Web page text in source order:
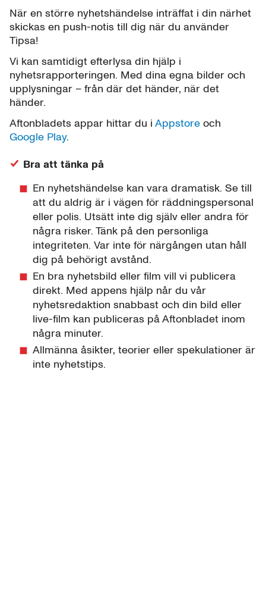
När en större nyhetshändelse inträffat i din närhet
skickas en push-notis till dig när du använder
Tipsa!
Vi kan samtidigt efterlysa din hjälp i
nyhetsrapporteringen. Med dina egna bilder och
upplysningar – från där det händer, när det
händer.
Aftonbladets appar hittar du i Appstore och
Google Play.
Bra att tänka på
En nyhetshändelse kan vara dramatisk. Se till
att du aldrig är i vägen för räddningspersonal
eller polis. Utsätt inte dig själv eller andra för
några risker. Tänk på den personliga
integriteten. Var inte för närgången utan håll
dig på behörigt avstånd.
En bra nyhetsbild eller film vill vi publicera
direkt. Med appens hjälp når du vår
nyhetsredaktion snabbast och din bild eller
live-film kan publiceras på Aftonbladet inom
några minuter.
Allmänna åsikter, teorier eller spekulationer är
inte nyhetstips.